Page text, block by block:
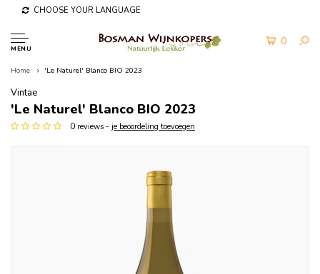
CHOOSE YOUR LANGUAGE
MENU
0
Home 'Le Naturel' Blanco BIO 2023
Vintae
'Le Naturel' Blanco BIO 2023
0 reviews - je beoordeling toevoegen